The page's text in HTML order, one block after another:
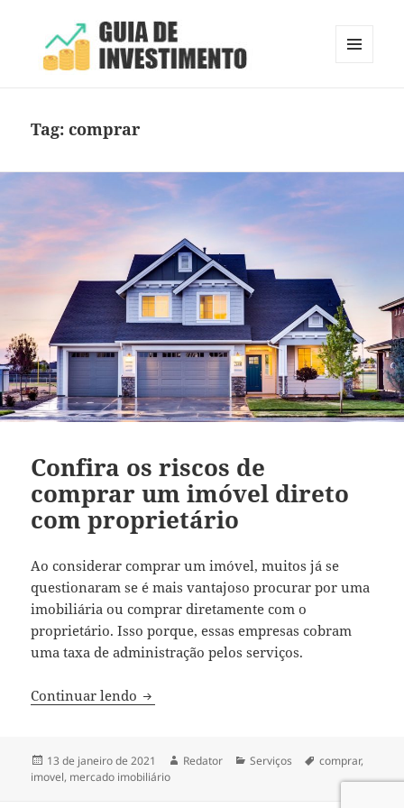
Tag:comprar
Confira os riscos de
comprar um imóvel direto
com proprietário
Ao considerar comprar um imóvel, muitos já se
questionaram se é mais vantajoso procurar por uma
imobiliária ou comprar diretamente com o
proprietário. Isso porque, essas empresas cobram
uma taxa de administração pelos serviços.
Continuar lendo Confira os riscos de comprar um
Publicado
em
13 de janeiro de 2021 Autor
Redator Categorias
Serviços Tags
comprar,
imovel, mercado imobiliário